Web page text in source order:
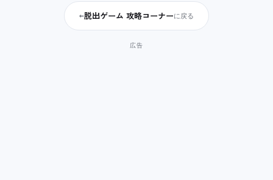
←脱出ゲーム 攻略コーナーに戻る